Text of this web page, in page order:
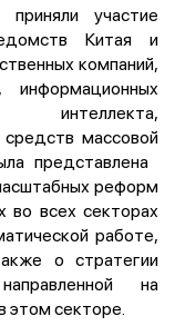
участие
Китая и
компаний,
интеллекта,
массовой
представлена
реформ
во всех секторах
работе,
о стратегии
на
этом секторе.